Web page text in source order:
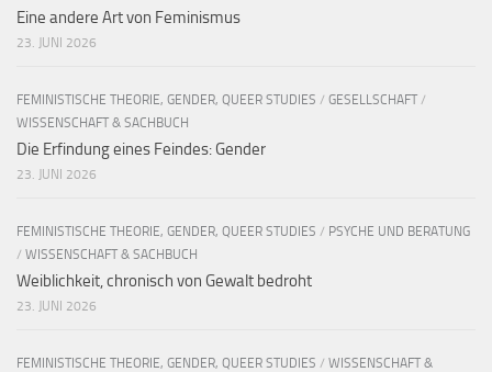
Eine andere Art von Feminismus
23. JUNI 2026
FEMINISTISCHE THEORIE, GENDER, QUEER STUDIES / GESELLSCHAFT /
WISSENSCHAFT & SACHBUCH
Die Erfindung eines Feindes: Gender
23. JUNI 2026
FEMINISTISCHE THEORIE, GENDER, QUEER STUDIES / PSYCHE UND BERATUNG
/ WISSENSCHAFT & SACHBUCH
Weiblichkeit, chronisch von Gewalt bedroht
23. JUNI 2026
FEMINISTISCHE THEORIE, GENDER, QUEER STUDIES / WISSENSCHAFT &